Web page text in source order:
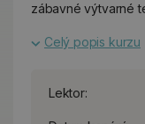
zábavné výtvarné
Celý popis kurzu
Lektor: